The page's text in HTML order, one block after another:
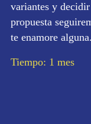
variantes y
propuesta
te enamore alguna.
Tiempo: 1 mes